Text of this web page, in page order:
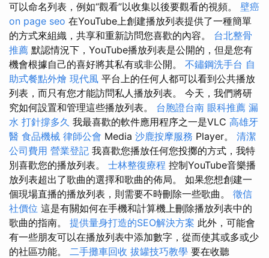
可以命名列表，例如“觀看”以收集以後要觀看的視頻。 壁癌
on page seo 在YouTube上創建播放列表提供了一種簡單
的方式來組織，共享和重新訪問您喜歡的內容。 台北整骨
推薦 默認情況下，YouTube播放列表是公開的，但是您有
機會根據自己的喜好將其私有或非公開。 不鏽鋼洗手台 自
助式餐點外燴 現代風 平台上的任何人都可以看到公共播放
列表，而只有您才能訪問私人播放列表。 今天，我們將研
究如何設置和管理這些播放列表。 台胞證台南 眼科推薦 漏
水 打針撐多久 我最喜歡的軟件應用程序之一是VLC 高雄牙
醫 食品機械 律師公會 Media 沙鹿按摩服務 Player。 清潔
公司費用 營業登記 我喜歡您播放任何您投擲的方式，我特
別喜歡您的播放列表。 士林整復療程 控制YouTube音樂播
放列表超出了歌曲的選擇和歌曲的佈局。 如果您想創建一
個現場直播的播放列表，則需要不時刪除一些歌曲。 徵信
社價位 這是有關如何在手機和計算機上刪除播放列表中的
歌曲的指南。 提供量身打造的SEO解決方案 此外，可能會
有一些朋友可以在播放列表中添加數字，從而使其或多或少
的社區功能。 二手攤車回收 拔罐技巧教學 要在收聽